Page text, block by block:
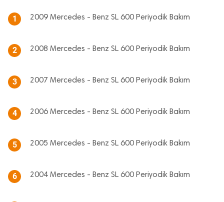
1 2009 Mercedes - Benz SL 600 Periyodik Bakım
2 2008 Mercedes - Benz SL 600 Periyodik Bakım
3 2007 Mercedes - Benz SL 600 Periyodik Bakım
4 2006 Mercedes - Benz SL 600 Periyodik Bakım
5 2005 Mercedes - Benz SL 600 Periyodik Bakım
6 2004 Mercedes - Benz SL 600 Periyodik Bakım